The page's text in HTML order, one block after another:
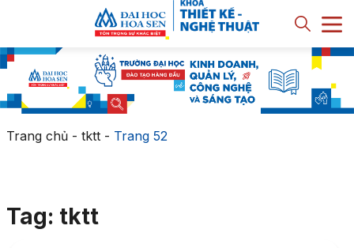
Trang chủ- tktt- Trang 52
Tag: tktt